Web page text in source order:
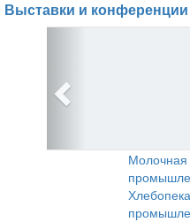
Выставки и
Молочная